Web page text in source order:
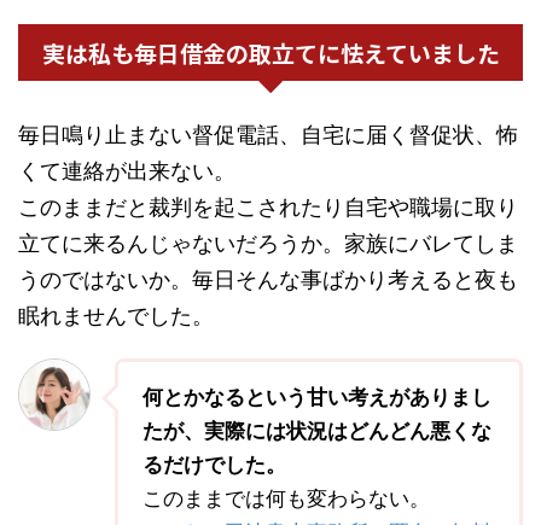
実は私も毎日借金の取立てに怯えていました
毎日鳴り止まない督促電話、自宅に届く督促状、怖
くて連絡が出来ない。
このままだと裁判を起こされたり自宅や職場に取り
立てに来るんじゃないだろうか。家族にバレてしま
うのではないか。毎日そんな事ばかり考えると夜も
眠れませんでした。
何とかなるという甘い考えがありまし
たが、実際には状況はどんどん悪くな
るだけでした。
このままでは何も変わらない。